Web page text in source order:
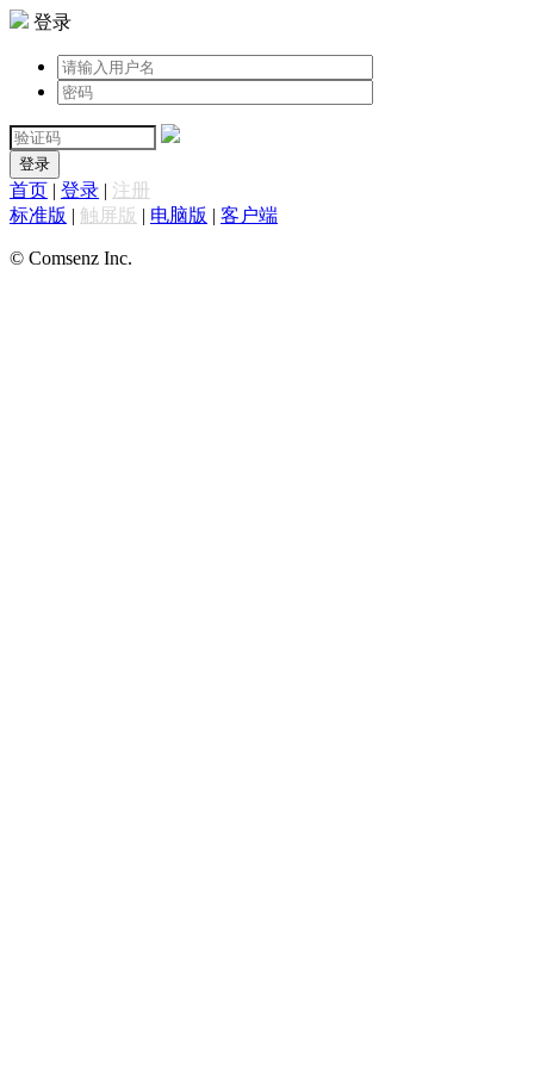
登录
登录
首页 | 登录 | 注册
标准版 | 触屏版 | 电脑版 | 客户端
© Comsenz Inc.